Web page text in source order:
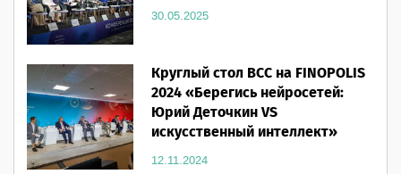
30.05.2025
Круглый стол ВСС на FINOPOLIS
2024 «Берегись нейросетей:
Юрий Деточкин VS
искусственный интеллект»
12.11.2024